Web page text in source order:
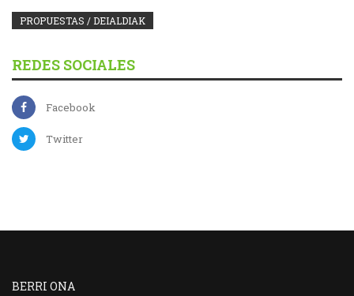
PROPUESTAS / DEIALDIAK
REDES SOCIALES
Facebook
Twitter
BERRI ONA